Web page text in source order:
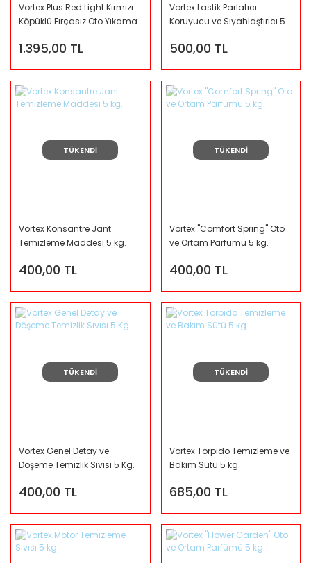
Vortex Plus Red Light Kırmızı
Köpüklü Fırçasız Oto Yıkama
1.395,00 TL
Vortex Lastik Parlatıcı
Koruyucu ve Siyahlaştırıcı 5
500,00 TL
TÜKENDİ
Vortex Konsantre Jant
Temizleme Maddesi 5 kg.
400,00 TL
TÜKENDİ
Vortex ''Comfort Spring'' Oto
ve Ortam Parfümü 5 kg.
400,00 TL
TÜKENDİ
Vortex Genel Detay ve
Döşeme Temizlik Sıvısı 5 Kg.
400,00 TL
TÜKENDİ
Vortex Torpido Temizleme ve
Bakım Sütü 5 kg.
685,00 TL